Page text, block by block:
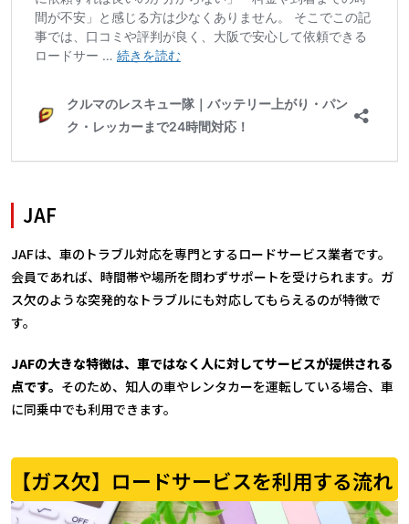
JAF
JAFは、車のトラブル対応を専門とするロードサービス業者です。
会員であれば、時間帯や場所を問わずサポートを受けられます。ガ
ス欠のような突発的なトラブルにも対応してもらえるのが特徴で
す。
JAFの大きな特徴は、車ではなく人に対してサービスが提供される
点です。 そのため、知人の車やレンタカーを運転している場合、車
に同乗中でも利用できます。
【ガス欠】ロードサービスを利用する流れ